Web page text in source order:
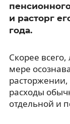
и расторг
года.
Скорее
мере
расторжении,
расходы
отдельной и